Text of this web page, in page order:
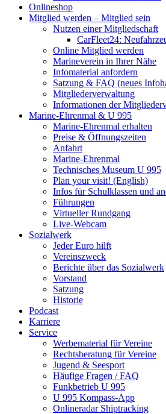
Onlineshop
Mitglied werden – Mitglied sein
Nutzen einer Mitgliedschaft
CarFleet24:
Online Mitglied werden
Marineverein in Ihrer Nähe
Infomaterial anfordern
Satzung & FAQ (neues
Mitgliederverwaltung
Informationen der
Marine-Ehrenmal & U 995
Marine-Ehrenmal erhalten
Preise & Öffnungszeiten
Anfahrt
Marine-Ehrenmal
Technisches Museum U 995
Plan your visit! (English)
Infos für Schulklassen und
Führungen
Virtueller Rundgang
Live-Webcam
Sozialwerk
Jeder Euro hilft
Vereinszweck
Berichte über das Sozialwerk
Vorstand
Satzung
Historie
Podcast
Karriere
Service
Werbematerial für Vereine
Rechtsberatung für Vereine
Jugend & Seesport
Häufige Fragen / FAQ
Funkbetrieb U 995
U 995 Kompass-App
Onlineradar Shiptracking